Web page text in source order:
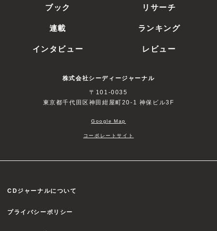
ブック
リサーチ
連載
ランキング
インタビュー
レビュー
株式会社シーディージャーナル
〒101-0035
東京都千代田区神田紺屋町20-1 神保ビル3F
Google Map
コーポレートサイト
CDジャーナルについて
プライバシーポリシー